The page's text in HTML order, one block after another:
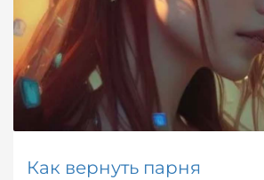
ОПУБЛИКОВАНО В
ОБ ОТНОШЕНИЯХ
МЕТКИ:
ИНТИМНАЯ БЛИЗОСТЬ ОТНОШЕНИЯ
Как вернуть парня